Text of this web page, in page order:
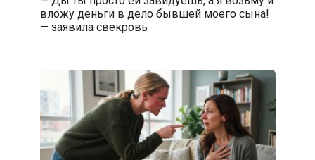
вложу деньги в дело бывшей моего сына!
— заявила свекровь